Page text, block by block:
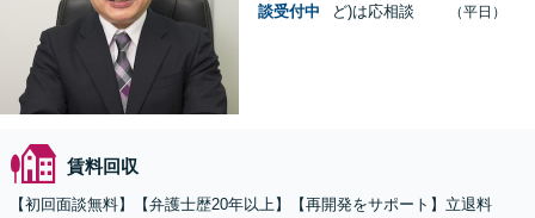
談受付中
ど)は応相談
（平日）
賃料回収
【初回面談無料】【弁護士歴20年以上】【再開発をサポート】立退料